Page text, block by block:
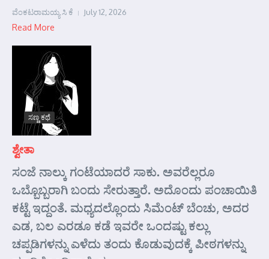
ವೆಂಕಟರಾಮಯ್ಯ ಸಿ ಕೆ July 12, 2026
Read More
ಸಣ್ಣ ಕಥೆ
ಶ್ವೇತಾ
ಸಂಜೆ ನಾಲ್ಕು ಗಂಟೆಯಾದರೆ ಸಾಕು. ಅವರೆಲ್ಲರೂ
ಒಬ್ಬೊಬ್ಬರಾಗಿ ಬಂದು ಸೇರುತ್ತಾರೆ. ಅದೊಂದು ಪಂಚಾಯಿತಿ
ಕಟ್ಟೆ ಇದ್ದಂತೆ. ಮಧ್ಯದಲ್ಲೊಂದು ಸಿಮೆಂಟ್ ಬೆಂಚು, ಅದರ
ಎಡ, ಬಲ ಎರಡೂ ಕಡೆ ಇವರೇ ಒಂದಷ್ಟು ಕಲ್ಲು
ಚಪ್ಪಡಿಗಳನ್ನು ಎಳೆದು ತಂದು ಕೊಡುವುದಕ್ಕೆ ಪೀಠಗಳನ್ನು